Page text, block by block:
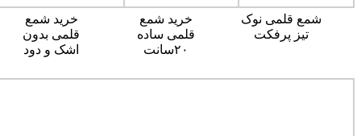
شمع قلمی نوک
تیز پرفکت
خرید شمع
قلمی ساده
۲۰سانت
خرید شمع
قلمی بدون
اشک و دود